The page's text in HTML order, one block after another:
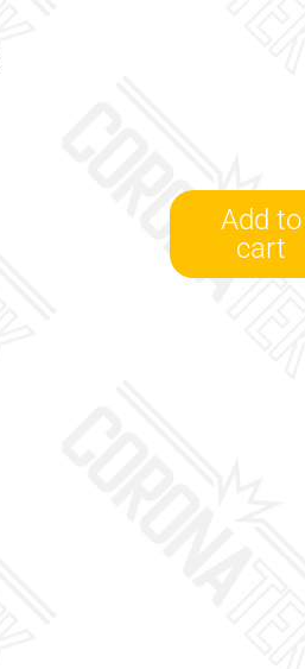
6801012
quantity
Add to
cart